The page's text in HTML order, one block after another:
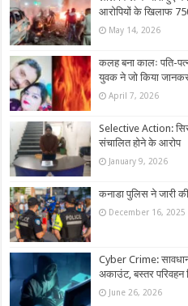
आरोपियों के खिलाफ
May 14, 2026
कलह बना कालः पति-
युवक ने जो किया
April 7, 2026
Selective Action:
संचालित होने के आरोप
January 9, 2026
कनाडा पुलिस ने जारी
December 16, 2025
Cyber Crime:
अकाउंट, बस्तर परिवहन
June 26, 2026